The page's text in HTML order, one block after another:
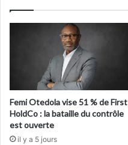
Femi Otedola vise 51 % de First
HoldCo : la bataille du contrôle
est ouverte
il y a 5 jours